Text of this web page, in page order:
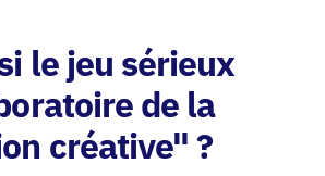
le jeu sérieux
de la
créative" ?